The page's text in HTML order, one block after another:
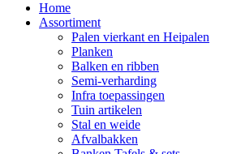
Home
Assortiment
Palen vierkant en Heipalen
Planken
Balken en ribben
Semi-verharding
Infra toepassingen
Tuin artikelen
Stal en weide
Afvalbakken